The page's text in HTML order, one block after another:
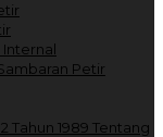
Petir
Tahun 1989 Tentang